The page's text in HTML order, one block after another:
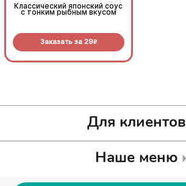
Классический японский соус
с тонким рыбным вкусом
Заказать за 29R
Для клиентов
Наше меню